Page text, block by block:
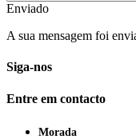
Enviado
A sua mensagem foi
Siga-nos
Entre em contacto
Morada